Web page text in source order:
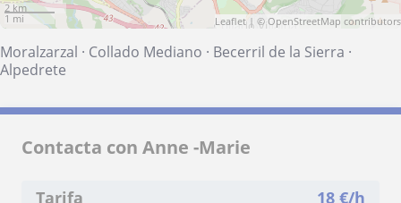
2 km
1 mi
Leaflet| ©OpenStreetMap contributors
Moralzarzal · Collado Mediano · Becerril de la Sierra ·
Alpedrete
Contacta con Anne -Marie
Tarifa 18 €/h